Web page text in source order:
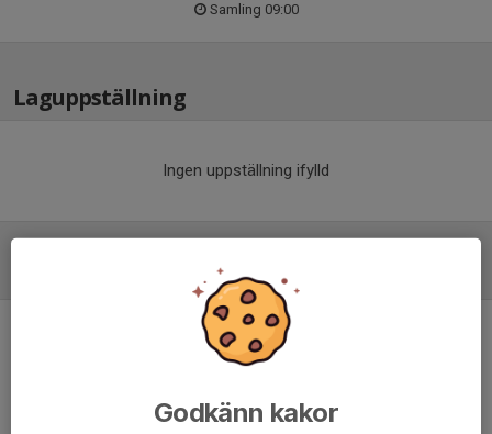
Samling 09:00
Laguppställning
Ingen uppställning ifylld
Inget skrivet
Godkänn kakor